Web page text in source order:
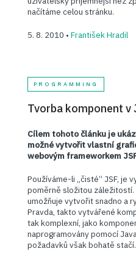
načítáme celou stránku.
5. 8. 2010 • František Hradil
PROGRAMMING
Tvorba komponent v
Cílem tohoto článku je
možné vytvořit vlastní
webovým frameworkem
Používáme-li „čisté“ JSF, je
poměrně složitou záležitostí.
umožňuje vytvořit snadno a
Pravda, takto vytvářené
tak komplexní, jako
naprogramovány pomocí
požadavků však bohatě stačí.